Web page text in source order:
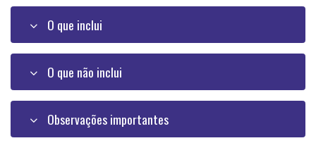
O que inclui
O que não inclui
Observações importantes